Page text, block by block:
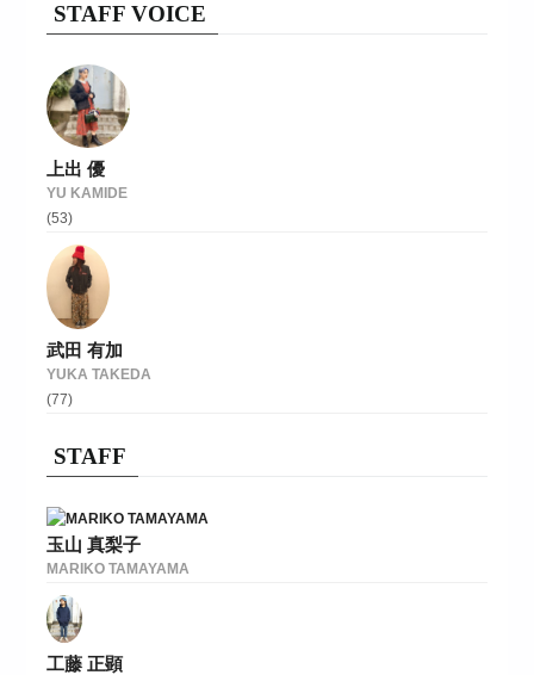
STAFF VOICE
上出 優
YU KAMIDE
(53)
武田 有加
YUKA TAKEDA
(77)
STAFF
玉山 真梨子
MARIKO TAMAYAMA
工藤 正顕